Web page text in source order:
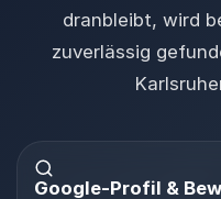
dranbleibt, wird
zuverlässig
Google-Profil &